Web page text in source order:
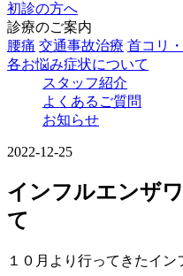
初診の方へ
診療のご案内
腰痛 交通事故治療 首コリ
各お悩み症状について
スタッフ紹介
よくあるご質問
お知らせ
2022-12-25
インフルエンザ
て
１０月より行ってきたイ